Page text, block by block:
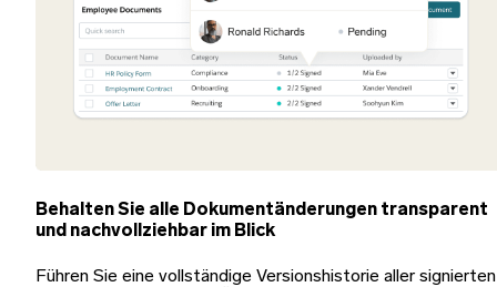
Behalten Sie alle Dokumentänderungen transparent
und nachvollziehbar im Blick
Führen Sie eine vollständige Versionshistorie aller signierten